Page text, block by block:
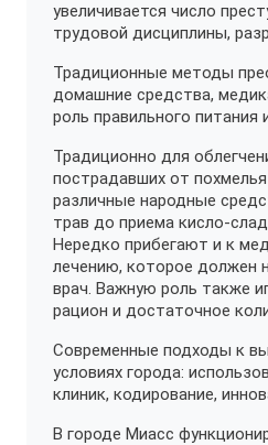
увеличивается число
трудовой дисциплины,
Традиционные методы
домашние средства,
роль правильного питания
Традиционно для
пострадавших от
различные народные
трав до приема кисло-
Нередко прибегают и к
лечению, которое должен
врач. Важную роль также
рацион и достаточное
Современные подходы к
условиях города:
клиник, кодирование,
В городе Миасс